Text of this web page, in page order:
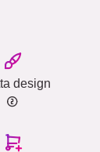
design